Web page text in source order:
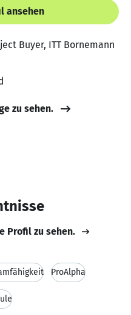
ansehen
Buyer, ITT Bornemann
zu sehen.
Profil zu sehen.
ProAlpha